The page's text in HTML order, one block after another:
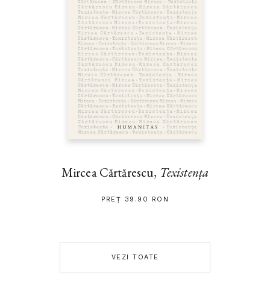
Mircea Cărtărescu, Texistența
PREȚ 39.90 RON
VEZI TOATE